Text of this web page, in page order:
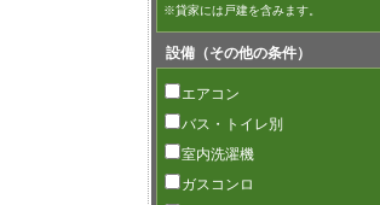
※貸家には戸建を含みます。
設備（その他の条件）
エアコン
バス・トイレ別
室内洗濯機
ガスコンロ